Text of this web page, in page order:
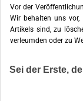
Vor der
Wir behalten uns
Artikels sind, zu
verleumden oder zu
Sei der Erste,